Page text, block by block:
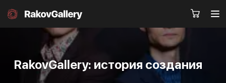
Санкт-Петербург
RakovGallery: история создания